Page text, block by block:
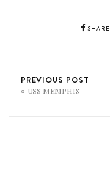
SHARE
PREVIOUS POST
USS MEMPHIS